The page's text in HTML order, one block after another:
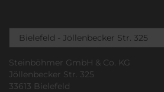
Steinböhmer GmbH & Co. KG
Jöllenbecker Str. 325
33613 Bielefeld